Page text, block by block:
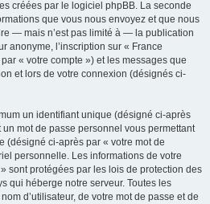
créées par le logiciel phpBB. La seconde
que vous nous envoyez et que nous
— mais n’est pas limité à — la publication
anonyme, l’inscription sur « France
« votre compte ») et les messages que
et lors de votre connexion (désignés ci-
un identifiant unique (désigné ci-après
un mot de passe personnel vous permettant
(désigné ci-après par « votre mot de
personnelle. Les informations de votre
sont protégées par les lois de protection des
qui héberge notre serveur. Toutes les
d’utilisateur, de votre mot de passe et de